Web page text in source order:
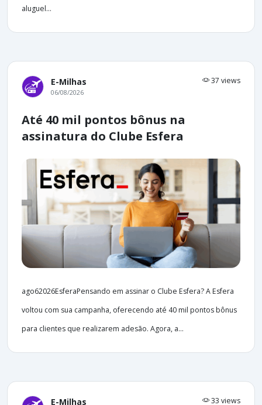
aluguel...
E-Milhas 37 views
06/08/2026
Até 40 mil pontos bônus na
assinatura do Clube Esfera
ago62026EsferaPensando em assinar o Clube Esfera? A Esfera
voltou com sua campanha, oferecendo até 40 mil pontos bônus
para clientes que realizarem adesão. Agora, a...
E-Milhas 33 views